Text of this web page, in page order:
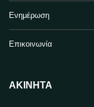
Ενημέρωση
Επικοινωνία
ΑΚΊΝΗΤΑ